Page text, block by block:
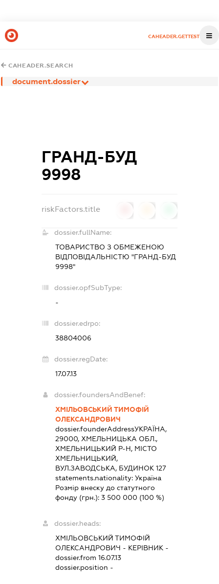
CAHEADER.GETTEST
CAHEADER.SEARCH
document.dossier
ГРАНД-БУД
9998
riskFactors.title
dossier.fullName:
ТОВАРИСТВО З ОБМЕЖЕНОЮ
ВІДПОВІДАЛЬНІСТЮ "ГРАНД-БУД
9998"
dossier.opfSubType:
-
dossier.edrpo:
38804006
dossier.regDate:
17.07.13
dossier.foundersAndBenef:
ХМІЛЬОВСЬКИЙ ТИМОФІЙ
ОЛЕКСАНДРОВИЧ
dossier.founderAddressУКРАЇНА,
29000, ХМЕЛЬНИЦЬКА ОБЛ.,
ХМЕЛЬНИЦЬКИЙ Р-Н, МІСТО
ХМЕЛЬНИЦЬКИЙ,
ВУЛ.ЗАВОДСЬКА, БУДИНОК 127
statements.nationality:Україна
Розмір внеску до статутного
фонду (грн.):3 500 000 (100 %)
dossier.heads:
ХМІЛЬОВСЬКИЙ ТИМОФІЙ
ОЛЕКСАНДРОВИЧ - КЕРІВНИК -
dossier.from 16.07.13
dossier.position -